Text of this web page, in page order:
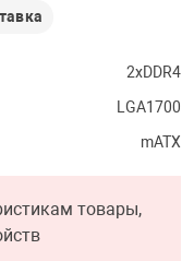
НАБОР ДЛЯ
2xDDR4
LGA1700
mATX
товары,